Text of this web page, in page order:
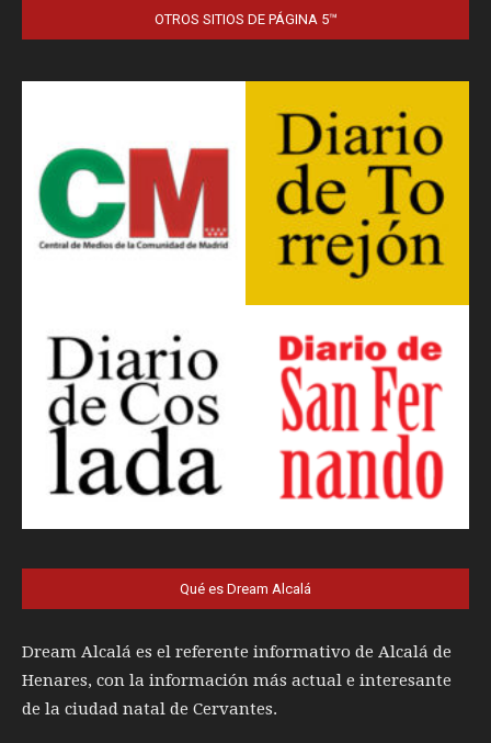
OTROS SITIOS DE PÁGINA 5™
Qué es Dream Alcalá
Dream Alcalá es el referente informativo de Alcalá de
Henares, con la información más actual e interesante
de la ciudad natal de Cervantes.